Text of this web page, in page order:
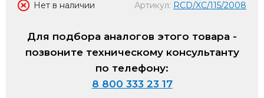
Нет в наличии Артикул: RCD/XC/115/2008
Для подбора аналогов этого товара -
позвоните техническому консультанту
по телефону:
8 800 333 23 17